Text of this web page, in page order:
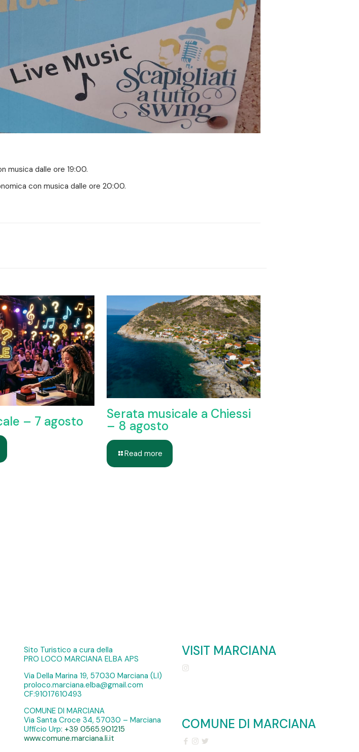
musica dalle ore 19:00.
con musica dalle ore 20:00.
– 7 agosto Serata musicale a Chiessi
– 8 agosto
Read more
Sito Turistico a cura della
PRO LOCO MARCIANA ELBA APS
Via Della Marina 19, 57030 Marciana (LI)
proloco.marciana.elba@gmail.com
CF:91017610493
COMUNE DI MARCIANA
Via Santa Croce 34, 57030 – Marciana
Ufficio Urp: +39 0565.901215
www.comune.marciana.li.it
VISIT MARCIANA
COMUNE DI MARCIANA